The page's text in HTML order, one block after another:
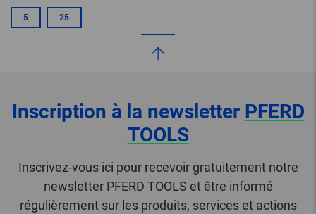
5 25
Inscription à la newsletter PFERD
TOOLS
Inscrivez-vous ici pour recevoir gratuitement notre
newsletter PFERD TOOLS et être informé
régulièrement sur les produits, services et actions